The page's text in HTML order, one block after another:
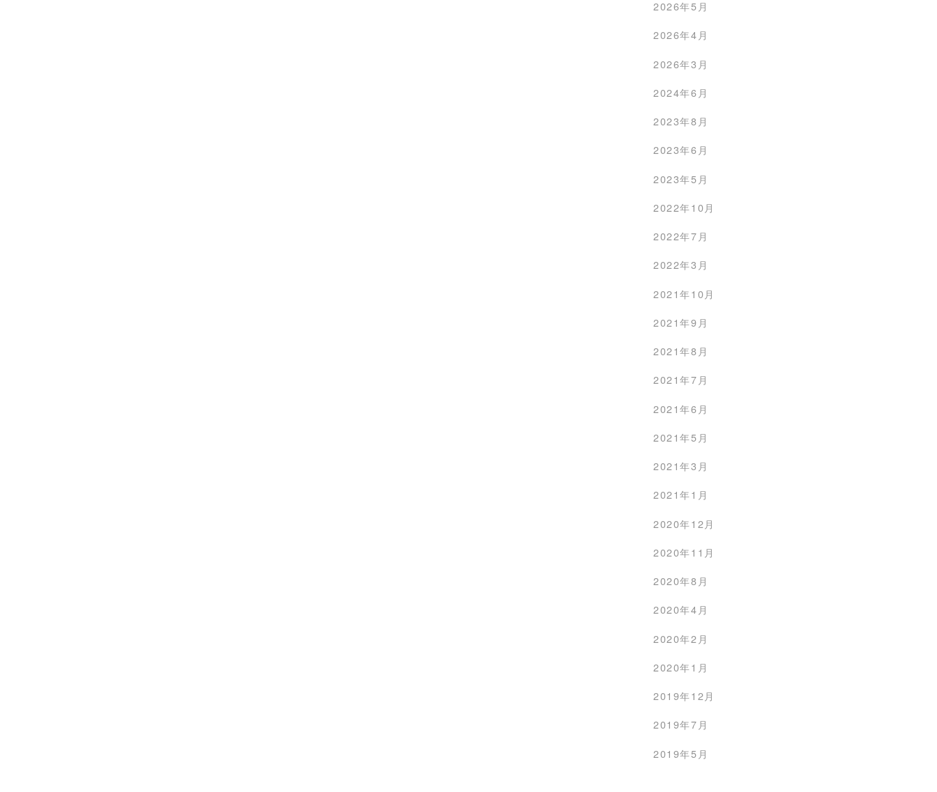
2026年5月
2026年4月
2026年3月
2024年6月
2023年8月
2023年6月
2023年5月
2022年10月
2022年7月
2022年3月
2021年10月
2021年9月
2021年8月
2021年7月
2021年6月
2021年5月
2021年3月
2021年1月
2020年12月
2020年11月
2020年8月
2020年4月
2020年2月
2020年1月
2019年12月
2019年7月
2019年5月